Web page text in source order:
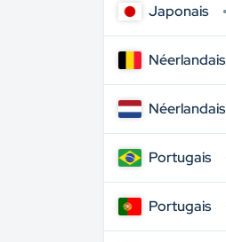
Japonais
Néerlandais
Néerlandais
Portugais
Portugais